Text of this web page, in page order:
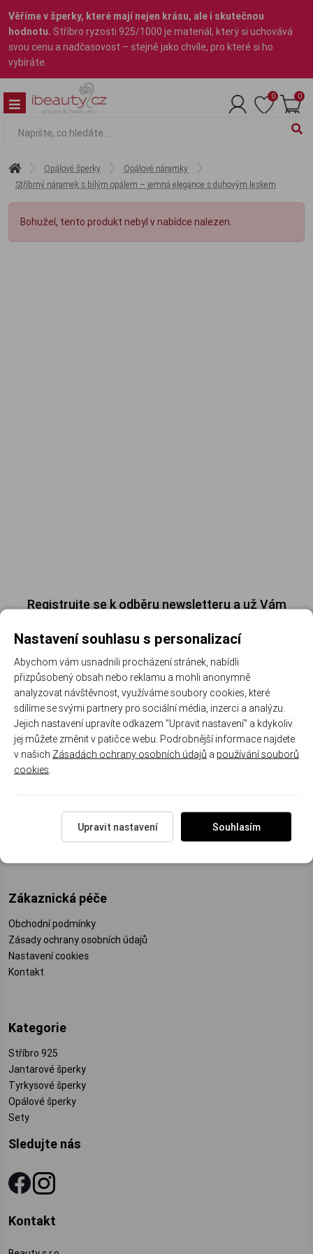
Věříme v šperky, které mají nejen krásu, ale i skutečnou
hodnotu. Stříbro ryzosti 925/1000 je materiál, který si uchovává
svou cenu a nadčasovost – stejně jako chvíle, pro které si ho
vybíráte.
0 0
Opálové šperky
Opálové náramky
Stříbrný náramek s bílým opálem – jemná elegance s duhovým leskem
Bohužel, tento produkt nebyl v nabídce nalezen.
Registrujte se k odběru newsletteru a už Vám
ODEBÍRAT
Mohlo by Vás zajímat
Doprava a platba
Reklamační řád
Velkoobchodní podmínky
Puncovní značky
Garance pravosti jantaru
Zákaznická péče
Obchodní podmínky
Zásady ochrany osobních údajů
Nastavení cookies
Kontakt
Kategorie
Stříbro 925
Jantarové šperky
Tyrkysové šperky
Opálové šperky
Sety
Sledujte nás
Kontakt
Nastavení souhlasu s personalizací
Abychom vám usnadnili procházení stránek, nabídli
přizpůsobený obsah nebo reklamu a mohli anonymně
analyzovat návštěvnost, využíváme soubory cookies, které
sdílíme se svými partnery pro sociální média, inzerci a analýzu.
Jejich nastavení upravíte odkazem "Upravit nastavení" a kdykoliv
jej můžete změnit v patičce webu. Podrobnější informace najdete
v našich Zásadách ochrany osobních údajů a používání souborů
cookies
Upravit nastavení Souhlasím